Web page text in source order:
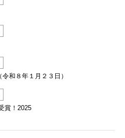
和８年１月２３日）
賞！2025